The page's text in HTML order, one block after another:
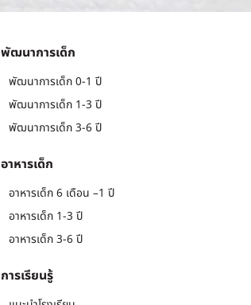
พัฒนาการเด็ก
พัฒนาการเด็ก 0-1 ปี
พัฒนาการเด็ก 1-3 ปี
พัฒนาการเด็ก 3-6 ปี
อาหารเด็ก
อาหารเด็ก 6 เดือน –1 ปี
อาหารเด็ก 1-3 ปี
อาหารเด็ก 3-6 ปี
การเรียนรู้